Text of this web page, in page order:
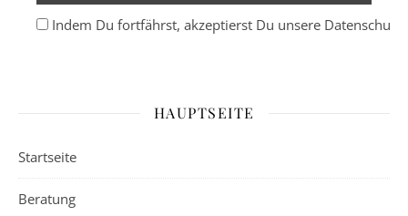
Indem Du fortfährst, akzeptierst Du unsere
HAUPTSEITE
Startseite
Beratung